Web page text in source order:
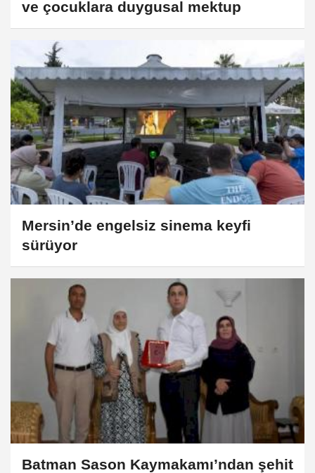
ve çocuklara duygusal mektup
Mersin’de engelsiz sinema keyfi
sürüyor
Batman Sason Kaymakamı’ndan şehit